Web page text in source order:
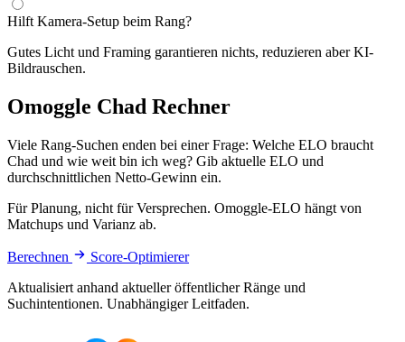
Hilft Kamera-Setup beim Rang?
Gutes Licht und Framing garantieren nichts, reduzieren aber KI-
Bildrauschen.
Omoggle Chad Rechner
Viele Rang-Suchen enden bei einer Frage: Welche ELO braucht
Chad und wie weit bin ich weg? Gib aktuelle ELO und
durchschnittlichen Netto-Gewinn ein.
Für Planung, nicht für Versprechen. Omoggle-ELO hängt von
Matchups und Varianz ab.
Berechnen
Score-Optimierer
Aktualisiert anhand aktueller öffentlicher Ränge und
Suchintentionen. Unabhängiger Leitfaden.